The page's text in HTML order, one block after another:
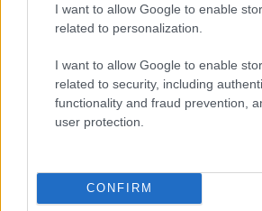
I want to allow Google to enable
related to personalization.
I want to allow Google to enable
related to security, including
functionality and fraud prevention,
user protection.
CONFIRM
Wachtwoord Martian Aptos Wallet: hier